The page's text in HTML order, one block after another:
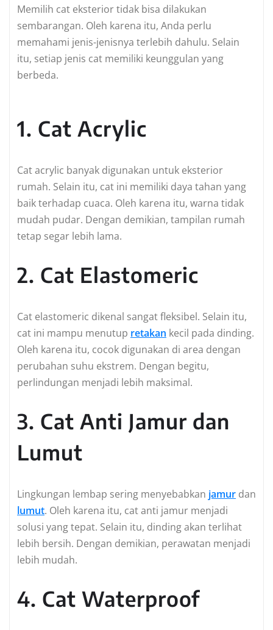
Memilih cat eksterior tidak bisa dilakukan
sembarangan. Oleh karena itu, Anda perlu
memahami jenis-jenisnya terlebih dahulu. Selain
itu, setiap jenis cat memiliki keunggulan yang
berbeda.
1. Cat Acrylic
Cat acrylic banyak digunakan untuk eksterior
rumah. Selain itu, cat ini memiliki daya tahan yang
baik terhadap cuaca. Oleh karena itu, warna tidak
mudah pudar. Dengan demikian, tampilan rumah
tetap segar lebih lama.
2. Cat Elastomeric
Cat elastomeric dikenal sangat fleksibel. Selain itu,
cat ini mampu menutup retakan kecil pada dinding.
Oleh karena itu, cocok digunakan di area dengan
perubahan suhu ekstrem. Dengan begitu,
perlindungan menjadi lebih maksimal.
3. Cat Anti Jamur dan
Lumut
Lingkungan lembap sering menyebabkan jamur dan
lumut. Oleh karena itu, cat anti jamur menjadi
solusi yang tepat. Selain itu, dinding akan terlihat
lebih bersih. Dengan demikian, perawatan menjadi
lebih mudah.
4. Cat Waterproof